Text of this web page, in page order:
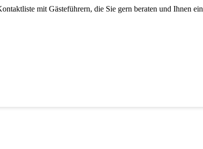
mit Gästeführern, die Sie gern beraten und Ihnen ein